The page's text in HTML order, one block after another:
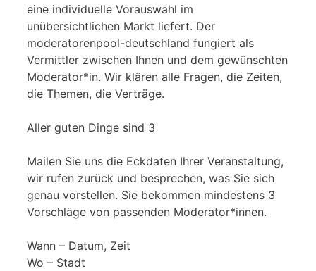
eine individuelle Vorauswahl im
unübersichtlichen Markt liefert. Der
moderatorenpool-deutschland fungiert als
Vermittler zwischen Ihnen und dem gewünschten
Moderator*in. Wir klären alle Fragen, die Zeiten,
die Themen, die Verträge.
Aller guten Dinge sind 3
Mailen Sie uns die Eckdaten Ihrer Veranstaltung,
wir rufen zurück und besprechen, was Sie sich
genau vorstellen. Sie bekommen mindestens 3
Vorschläge von passenden Moderator*innen.
Wann – Datum, Zeit
Wo – Stadt